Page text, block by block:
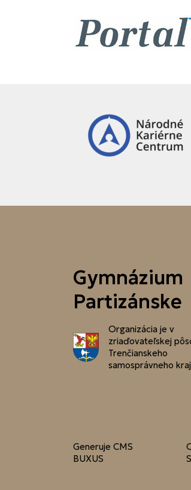
Gymnázium
Partizánske
Organizácia je v
zriaďovateľskej
Trenčianskeho
samosprávneho
Generuje CMS
BUXUS